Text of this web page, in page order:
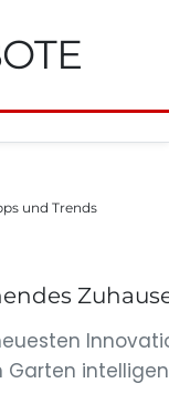
und Trends
neuesten